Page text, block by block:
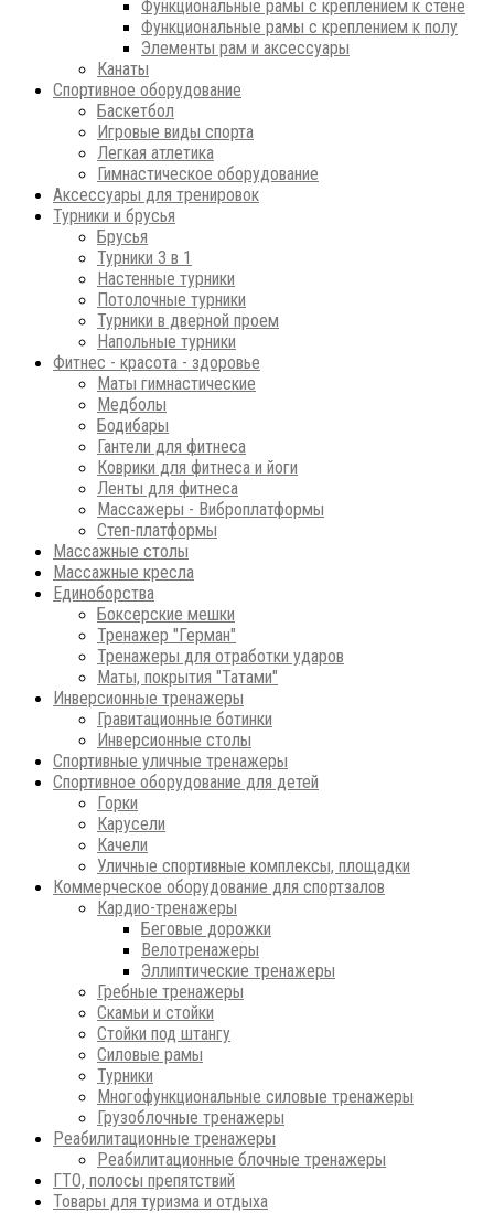
Функциональные рамы с креплением к стене
Функциональные рамы с креплением к полу
Элементы рам и аксессуары
Канаты
Спортивное оборудование
Баскетбол
Игровые виды спорта
Легкая атлетика
Гимнастическое оборудование
Аксессуары для тренировок
Турники и брусья
Брусья
Турники 3 в 1
Настенные турники
Потолочные турники
Турники в дверной проем
Напольные турники
Фитнес - красота - здоровье
Маты гимнастические
Медболы
Бодибары
Гантели для фитнеса
Коврики для фитнеса и йоги
Ленты для фитнеса
Массажеры - Виброплатформы
Степ-платформы
Массажные столы
Массажные кресла
Единоборства
Боксерские мешки
Тренажер "Герман"
Тренажеры для отработки ударов
Маты, покрытия "Татами"
Инверсионные тренажеры
Гравитационные ботинки
Инверсионные столы
Спортивные уличные тренажеры
Спортивное оборудование для детей
Горки
Карусели
Качели
Уличные спортивные комплексы, площадки
Коммерческое оборудование для спортзалов
Кардио-тренажеры
Беговые дорожки
Велотренажеры
Эллиптические тренажеры
Гребные тренажеры
Скамьи и стойки
Стойки под штангу
Силовые рамы
Турники
Многофункциональные силовые тренажеры
Грузоблочные тренажеры
Реабилитационные тренажеры
Реабилитационные блочные тренажеры
ГТО, полосы препятствий
Товары для туризма и отдыха